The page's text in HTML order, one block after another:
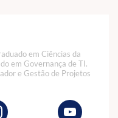
em Ciências da
em Governança de TI.
e Gestão de Projetos